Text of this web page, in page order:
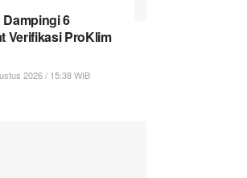
Dampingi 6
Verifikasi ProKlim
2026 / 15:38 WIB